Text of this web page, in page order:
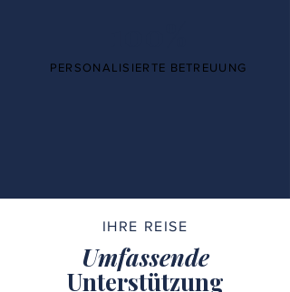
PERSONALISIERTE BETREUUNG
IHRE REISE
Umfassende
Unterstützung